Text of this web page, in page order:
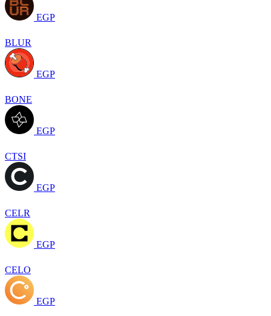
EGP
BLUR
EGP
BONE
EGP
CTSI
EGP
CELR
EGP
CELO
EGP